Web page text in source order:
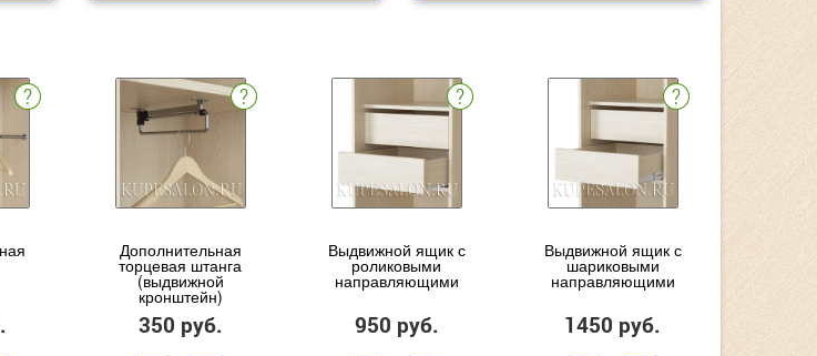
Дополнительная
торцевая штанга
(выдвижной
кронштейн)
350 руб.
Выдвижной ящик с
роликовыми
направляющими
950 руб.
Выдвижной ящик с
шариковыми
направляющими
1450 руб.